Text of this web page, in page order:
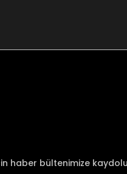
haber bültenimize